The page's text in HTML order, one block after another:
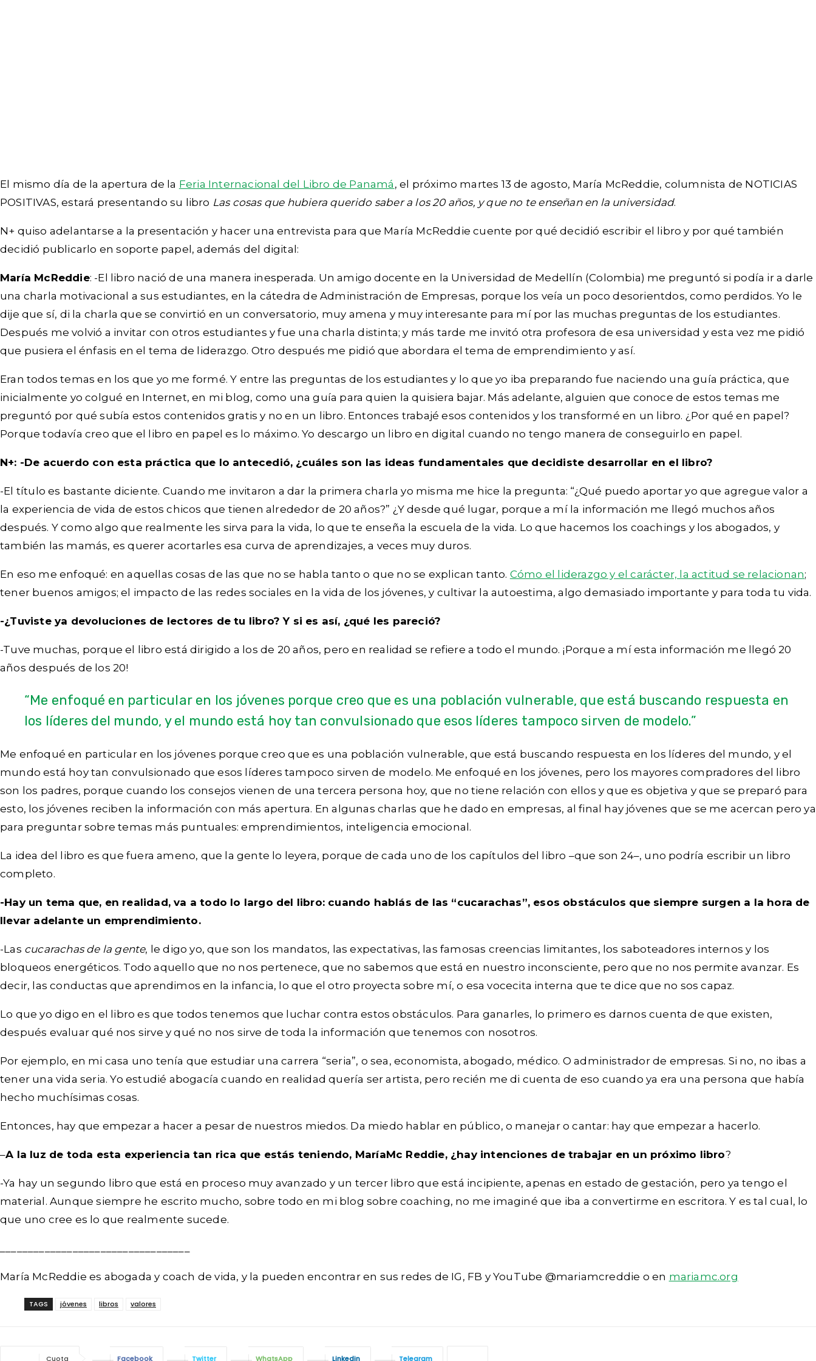
El mismo día de la apertura de la Feria Internacional del Libro de Panamá , el próximo martes 13 de agosto, María McReddie, columnista de NOTICIAS
POSITIVAS, estará presentando su libro Las cosas que hubiera querido saber a los 20 años, y que no te enseñan en la universidad.
N+ quiso adelantarse a la presentación y hacer una entrevista para que María McReddie cuente por qué decidió escribir el libro y por qué también
decidió publicarlo en soporte papel, además del digital:
María McReddie: -El libro nació de una manera inesperada. Un amigo docente en la Universidad de Medellín (Colombia) me preguntó si podía ir a darle
una charla motivacional a sus estudiantes, en la cátedra de Administración de Empresas, porque los veía un poco desorientdos, como perdidos. Yo le
dije que sí, di la charla que se convirtió en un conversatorio, muy amena y muy interesante para mí por las muchas preguntas de los estudiantes.
Después me volvió a invitar con otros estudiantes y fue una charla distinta; y más tarde me invitó otra profesora de esa universidad y esta vez me pidió
que pusiera el énfasis en el tema de liderazgo. Otro después me pidió que abordara el tema de emprendimiento y así.
Eran todos temas en los que yo me formé. Y entre las preguntas de los estudiantes y lo que yo iba preparando fue naciendo una guía práctica, que
inicialmente yo colgué en Internet, en mi blog, como una guía para quien la quisiera bajar. Más adelante, alguien que conoce de estos temas me
preguntó por qué subía estos contenidos gratis y no en un libro. Entonces trabajé esos contenidos y los transformé en un libro. ¿Por qué en papel?
Porque todavía creo que el libro en papel es lo máximo. Yo descargo un libro en digital cuando no tengo manera de conseguirlo en papel.
N+: -De acuerdo con esta práctica que lo antecedió, ¿cuáles son las ideas fundamentales que decidiste desarrollar en el libro?
-El título es bastante diciente. Cuando me invitaron a dar la primera charla yo misma me hice la pregunta: “¿Qué puedo aportar yo que agregue valor a
la experiencia de vida de estos chicos que tienen alrededor de 20 años?” ¿Y desde qué lugar, porque a mí la información me llegó muchos años
después. Y como algo que realmente les sirva para la vida, lo que te enseña la escuela de la vida. Lo que hacemos los coachings y los abogados, y
también las mamás, es querer acortarles esa curva de aprendizajes, a veces muy duros.
En eso me enfoqué: en aquellas cosas de las que no se habla tanto o que no se explican tanto. Cómo el liderazgo y el carácter, la actitud se relacionan;
tener buenos amigos; el impacto de las redes sociales en la vida de los jóvenes, y cultivar la autoestima, algo demasiado importante y para toda tu vida.
-¿Tuviste ya devoluciones de lectores de tu libro? Y si es así, ¿qué les pareció?
-Tuve muchas, porque el libro está dirigido a los de 20 años, pero en realidad se refiere a todo el mundo. ¡Porque a mí esta información me llegó 20
años después de los 20!
“Me enfoqué en particular en los jóvenes porque creo que es una población vulnerable, que está buscando respuesta en
los líderes del mundo, y el mundo está hoy tan convulsionado que esos líderes tampoco sirven de modelo.”
Me enfoqué en particular en los jóvenes porque creo que es una población vulnerable, que está buscando respuesta en los líderes del mundo, y el
mundo está hoy tan convulsionado que esos líderes tampoco sirven de modelo. Me enfoqué en los jóvenes, pero los mayores compradores del libro
son los padres, porque cuando los consejos vienen de una tercera persona hoy, que no tiene relación con ellos y que es objetiva y que se preparó para
esto, los jóvenes reciben la información con más apertura. En algunas charlas que he dado en empresas, al final hay jóvenes que se me acercan pero ya
para preguntar sobre temas más puntuales: emprendimientos, inteligencia emocional.
La idea del libro es que fuera ameno, que la gente lo leyera, porque de cada uno de los capítulos del libro –que son 24–, uno podría escribir un libro
completo.
-Hay un tema que, en realidad, va a todo lo largo del libro: cuando hablás de las “cucarachas”, esos obstáculos que siempre surgen a la hora de
llevar adelante un emprendimiento.
-Las cucarachas de la gente, le digo yo, que son los mandatos, las expectativas, las famosas creencias limitantes, los saboteadores internos y los
bloqueos energéticos. Todo aquello que no nos pertenece, que no sabemos que está en nuestro inconsciente, pero que no nos permite avanzar. Es
decir, las conductas que aprendimos en la infancia, lo que el otro proyecta sobre mí, o esa vocecita interna que te dice que no sos capaz.
Lo que yo digo en el libro es que todos tenemos que luchar contra estos obstáculos. Para ganarles, lo primero es darnos cuenta de que existen,
después evaluar qué nos sirve y qué no nos sirve de toda la información que tenemos con nosotros.
Por ejemplo, en mi casa uno tenía que estudiar una carrera “seria”, o sea, economista, abogado, médico. O administrador de empresas. Si no, no ibas a
tener una vida seria. Yo estudié abogacía cuando en realidad quería ser artista, pero recién me di cuenta de eso cuando ya era una persona que había
hecho muchísimas cosas.
Entonces, hay que empezar a hacer a pesar de nuestros miedos. Da miedo hablar en público, o manejar o cantar: hay que empezar a hacerlo.
–A la luz de toda esta experiencia tan rica que estás teniendo, MaríaMc Reddie, ¿hay intenciones de trabajar en un próximo libro?
-Ya hay un segundo libro que está en proceso muy avanzado y un tercer libro que está incipiente, apenas en estado de gestación, pero ya tengo el
material. Aunque siempre he escrito mucho, sobre todo en mi blog sobre coaching, no me imaginé que iba a convertirme en escritora. Y es tal cual, lo
que uno cree es lo que realmente sucede.
María McReddie es abogada y coach de vida, y la pueden encontrar en sus redes de IG, FB y YouTube @mariamcreddie o en mariamc.org
TAGS jóvenes libros valores
Cuota Facebook Twitter WhatsApp Linkedin Telegram